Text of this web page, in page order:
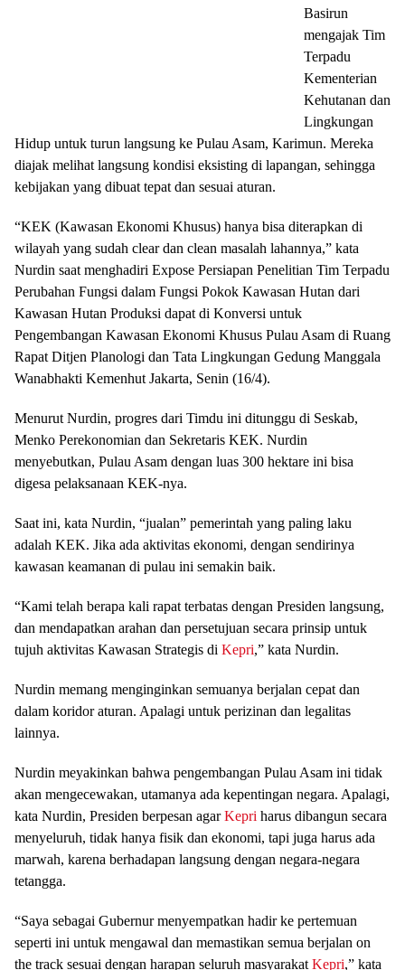
Basirun
mengajak Tim
Terpadu
Kementerian
Kehutanan dan
Lingkungan
Hidup untuk turun langsung ke Pulau Asam, Karimun. Mereka
diajak melihat langsung kondisi eksisting di lapangan, sehingga
kebijakan yang dibuat tepat dan sesuai aturan.
“KEK (Kawasan Ekonomi Khusus) hanya bisa diterapkan di
wilayah yang sudah clear dan clean masalah lahannya,” kata
Nurdin saat menghadiri Expose Persiapan Penelitian Tim Terpadu
Perubahan Fungsi dalam Fungsi Pokok Kawasan Hutan dari
Kawasan Hutan Produksi dapat di Konversi untuk
Pengembangan Kawasan Ekonomi Khusus Pulau Asam di Ruang
Rapat Ditjen Planologi dan Tata Lingkungan Gedung Manggala
Wanabhakti Kemenhut Jakarta, Senin (16/4).
Menurut Nurdin, progres dari Timdu ini ditunggu di Seskab,
Menko Perekonomian dan Sekretaris KEK. Nurdin
menyebutkan, Pulau Asam dengan luas 300 hektare ini bisa
digesa pelaksanaan KEK-nya.
Saat ini, kata Nurdin, “jualan” pemerintah yang paling laku
adalah KEK. Jika ada aktivitas ekonomi, dengan sendirinya
kawasan keamanan di pulau ini semakin baik.
“Kami telah berapa kali rapat terbatas dengan Presiden langsung,
dan mendapatkan arahan dan persetujuan secara prinsip untuk
tujuh aktivitas Kawasan Strategis di Kepri,” kata Nurdin.
Nurdin memang menginginkan semuanya berjalan cepat dan
dalam koridor aturan. Apalagi untuk perizinan dan legalitas
lainnya.
Nurdin meyakinkan bahwa pengembangan Pulau Asam ini tidak
akan mengecewakan, utamanya ada kepentingan negara. Apalagi,
kata Nurdin, Presiden berpesan agarKepri harus dibangun secara
menyeluruh, tidak hanya fisik dan ekonomi, tapi juga harus ada
marwah, karena berhadapan langsung dengan negara-negara
tetangga.
“Saya sebagai Gubernur menyempatkan hadir ke pertemuan
seperti ini untuk mengawal dan memastikan semua berjalan on
the track sesuai dengan harapan seluruh masyarakat Kepri,” kata